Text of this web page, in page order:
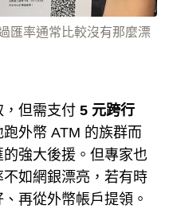
匯率通常比較沒有那麼漂
但需支付 5 元跨行
外幣 ATM 的族群而
強大後援。但專家也
如網銀漂亮，若有時
再從外幣帳戶提領。